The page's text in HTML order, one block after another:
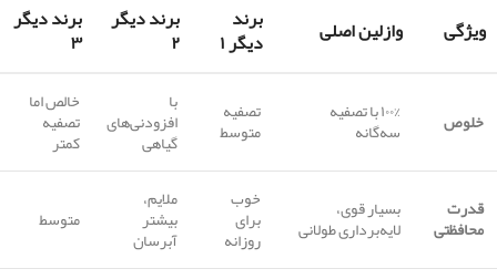
ویژگی وازلین اصلی برند
دیگر ۱
برند دیگر
۲
برند دیگر
۳
خلوص ۱۰۰% با تصفیه
سه‌گانه
تصفیه
متوسط
با
افزودنی‌های
گیاهی
خالص اما
تصفیه
کمتر
قدرت
محافظتی
بسیار قوی،
لایه‌برداری طولانی
خوب
برای
روزانه
ملایم،
بیشتر
آبرسان
متوسط